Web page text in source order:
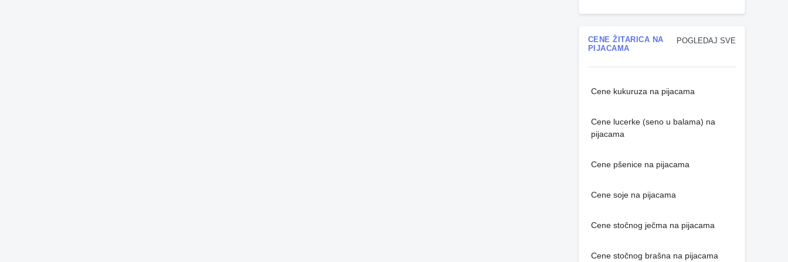
POGLEDAJ SVE
CENE ŽITARICA NA
PIJACAMA
Cene kukuruza na pijacama
Cene lucerke (seno u balama) na
pijacama
Cene pšenice na pijacama
Cene soje na pijacama
Cene stočnog ječma na pijacama
Cene stočnog brašna na pijacama